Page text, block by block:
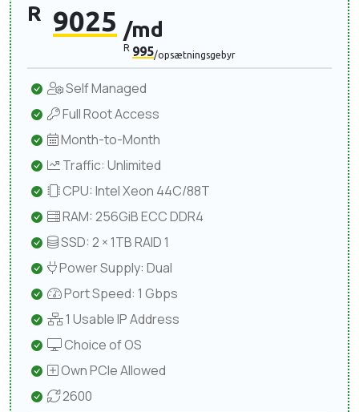
R 9025 /md
R 995/opsætningsgebyr
Self Managed
Full Root Access
Month-to-Month
Traffic: Unlimited
CPU: Intel Xeon 44C/88T
RAM: 256GiB ECC DDR4
SSD: 2 × 1TB RAID 1
Power Supply: Dual
Port Speed: 1 Gbps
1 Usable IP Address
Choice of OS
Own PCIe Allowed
2600